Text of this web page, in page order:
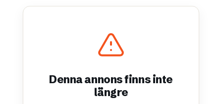
Denna annons finns inte
längre